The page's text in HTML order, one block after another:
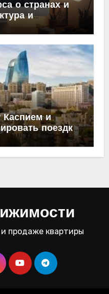
о странах и
и
Каспием и
поездку
продаже квартиры